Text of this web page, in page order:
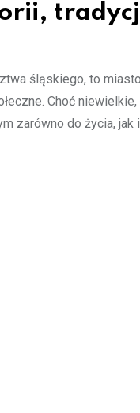
śląskiego, to
Choć
zarówno do życia,